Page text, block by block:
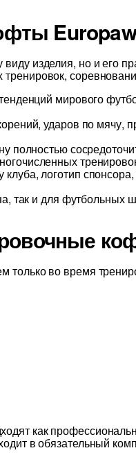
изделия, но и его
мирового
ударов по мячу,
полностью
логотип
так и для футбольных
только во время
как
в обязательный